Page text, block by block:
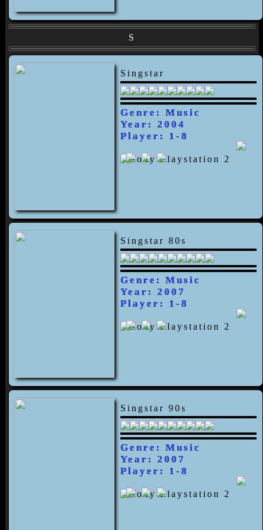
S
Singstar
Genre: Music
Year: 2004
Player: 1-8
Singstar 80s
Genre: Music
Year: 2007
Player: 1-8
Singstar 90s
Genre: Music
Year: 2007
Player: 1-8